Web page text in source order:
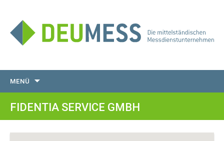
MENÜ
FIDENTIA SERVICE GMBH